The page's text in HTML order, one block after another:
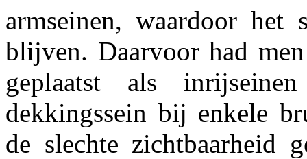
armseinen, waardoor het
blijven. Daarvoor had
geplaatst als
dekkingssein bij enkele
de slechte zichtbaarheid